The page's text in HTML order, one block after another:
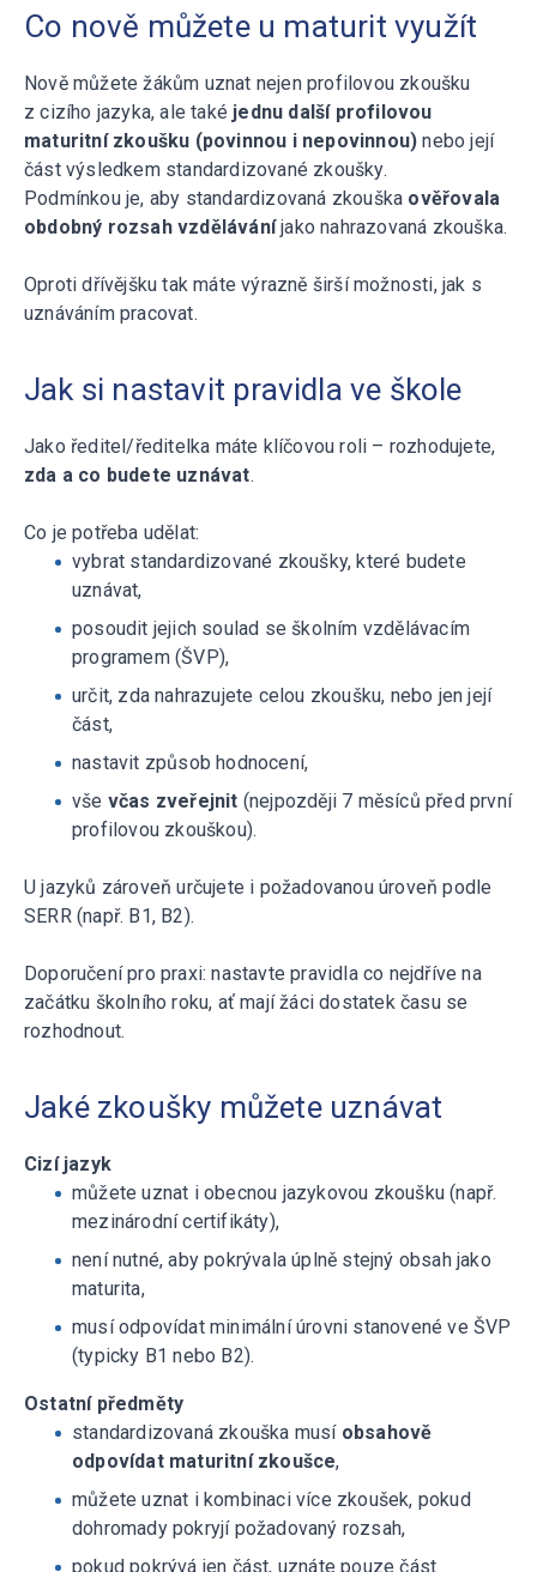
Co nově můžete u maturit využít
Nově můžete žákům uznat nejen profilovou zkoušku
z cizího jazyka, ale také jednu další profilovou
maturitní zkoušku (povinnou i nepovinnou) nebo její
část výsledkem standardizované zkoušky.
Podmínkou je, aby standardizovaná zkouška ověřovala
obdobný rozsah vzděláváníjako nahrazovaná zkouška.
Oproti dřívějšku tak máte výrazně širší možnosti, jak s
uznáváním pracovat.
Jak si nastavit pravidla ve škole
Jako ředitel/ředitelka máte klíčovou roli – rozhodujete,
zda a co budete uznávat.
Co je potřeba udělat:
vybrat standardizované zkoušky, které budete
uznávat,
posoudit jejich soulad se školním vzdělávacím
programem (ŠVP),
určit, zda nahrazujete celou zkoušku, nebo jen její
část,
nastavit způsob hodnocení,
vše včas zveřejnit (nejpozději 7 měsíců před první
profilovou zkouškou).
U jazyků zároveň určujete i požadovanou úroveň podle
SERR (např. B1, B2).
Doporučení pro praxi: nastavte pravidla co nejdříve na
začátku školního roku, ať mají žáci dostatek času se
rozhodnout.
Jaké zkoušky můžete uznávat
Cizí jazyk
můžete uznat i obecnou jazykovou zkoušku (např.
mezinárodní certifikáty),
není nutné, aby pokrývala úplně stejný obsah jako
maturita,
musí odpovídat minimální úrovni stanovené ve ŠVP
(typicky B1 nebo B2).
Ostatní předměty
standardizovaná zkouška musí obsahově
odpovídat maturitní zkoušce,
můžete uznat i kombinaci více zkoušek, pokud
dohromady pokryjí požadovaný rozsah,
pokud pokrývá jen část, uznáte pouze část